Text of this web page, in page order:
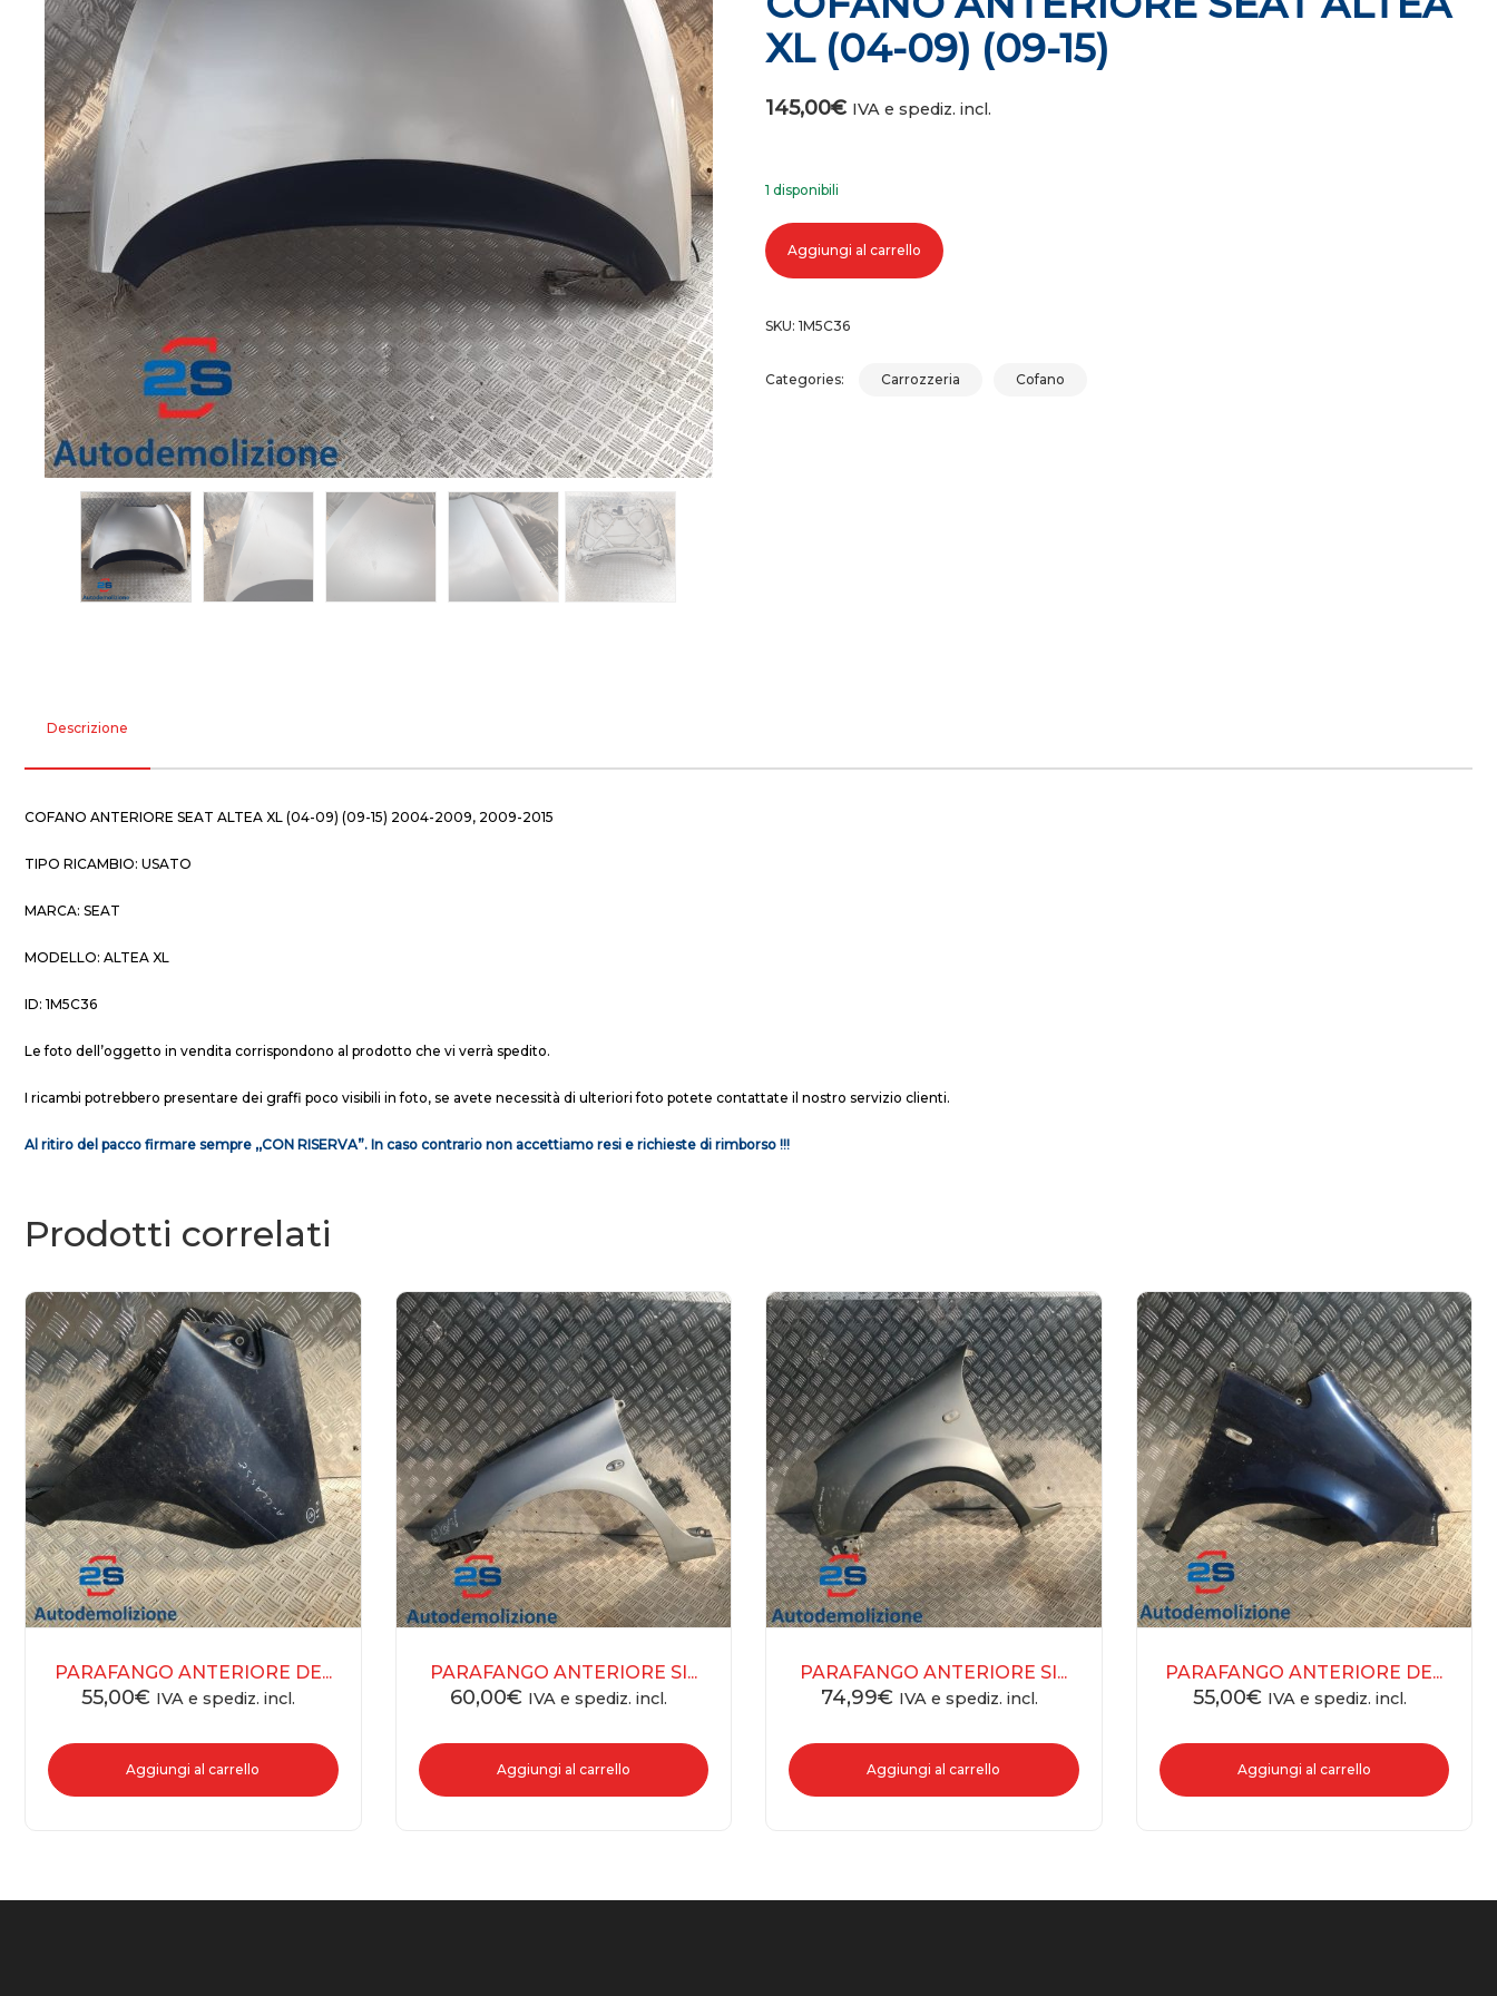
XL (04-09) (09-15)
145,00€ IVA e spediz. incl.
1 disponibili
COFANO ANTERIORE SEAT ALTEA XL (04-09) (09-15) quantità
Aggiungi al carrello
SKU: 1M5C36
Categories: Carrozzeria Cofano
Descrizione
COFANO ANTERIORE SEAT ALTEA XL (04-09) (09-15) 2004-2009, 2009-2015
TIPO RICAMBIO: USATO
MARCA: SEAT
MODELLO: ALTEA XL
ID: 1M5C36
Le foto dell’oggetto in vendita corrispondono al prodotto che vi verrà spedito.
I ricambi potrebbero presentare dei graffi poco visibili in foto, se avete necessità di ulteriori foto potete contattate il nostro servizio clienti.
Al ritiro del pacco firmare sempre ,,CON RISERVA”. In caso contrario non accettiamo resi e richieste di rimborso !!!
Prodotti correlati
PARAFANGO ANTERIORE DE...
55,00€ IVA e spediz. incl.
Aggiungi al carrello
PARAFANGO ANTERIORE SI...
60,00€ IVA e spediz. incl.
Aggiungi al carrello
PARAFANGO ANTERIORE SI...
74,99€ IVA e spediz. incl.
Aggiungi al carrello
PARAFANGO ANTERIORE DE...
55,00€ IVA e spediz. incl.
Aggiungi al carrello